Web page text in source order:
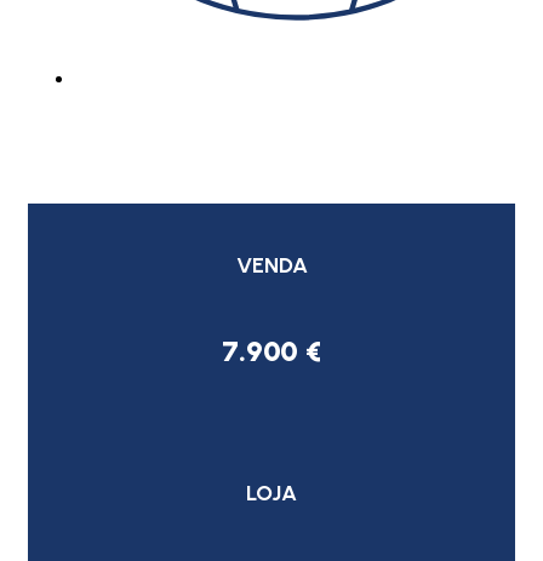
VENDA
7.900 €
LOJA